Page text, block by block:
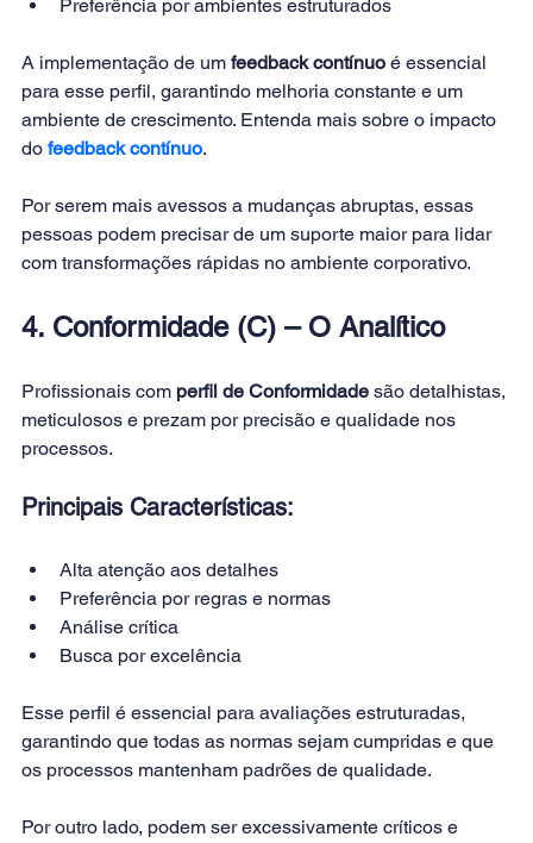
Preferência por ambientes estruturados
A implementação de um feedback contínuo é essencial
para esse perfil, garantindo melhoria constante e um
ambiente de crescimento. Entenda mais sobre o impacto
do feedback contínuo.
Por serem mais avessos a mudanças abruptas, essas
pessoas podem precisar de um suporte maior para lidar
com transformações rápidas no ambiente corporativo.
4. Conformidade (C) – O Analítico
Profissionais com perfil de Conformidade são detalhistas,
meticulosos e prezam por precisão e qualidade nos
processos.
Principais Características:
Alta atenção aos detalhes
Preferência por regras e normas
Análise crítica
Busca por excelência
Esse perfil é essencial para avaliações estruturadas,
garantindo que todas as normas sejam cumpridas e que
os processos mantenham padrões de qualidade.
Por outro lado, podem ser excessivamente críticos e